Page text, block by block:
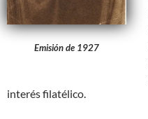
Emisión de 1927
interés filatélico.